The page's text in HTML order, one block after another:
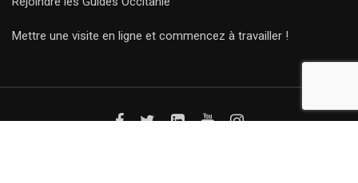
Mettre une visite en ligne et commencez à travailler !